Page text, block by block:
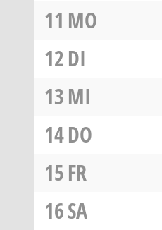
11 MO
12DI
13MI
14DO
15FR
16SA